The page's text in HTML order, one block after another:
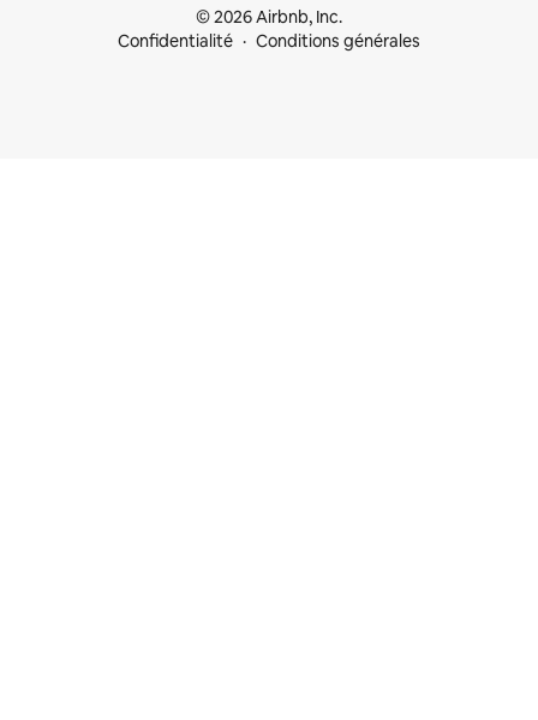
© 2026 Airbnb, Inc.
Confidentialité
Conditions générales